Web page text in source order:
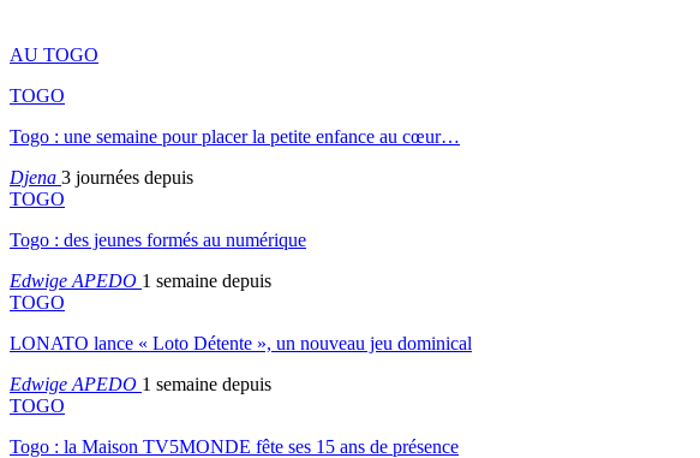
AU TOGO
TOGO
Togo : une semaine pour placer la petite enfance au cœur…
Djena 3 journées depuis
TOGO
Togo : des jeunes formés au numérique
Edwige APEDO 1 semaine depuis
TOGO
LONATO lance « Loto Détente », un nouveau jeu dominical
Edwige APEDO 1 semaine depuis
TOGO
Togo : la Maison TV5MONDE fête ses 15 ans de présence